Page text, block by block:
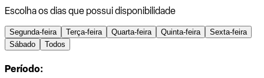
Escolha os dias que possui disponibilidade
Segunda-feira Terça-feira Quarta-feira Quinta-feira
Sexta-feira
Sábado
Todos
Período: